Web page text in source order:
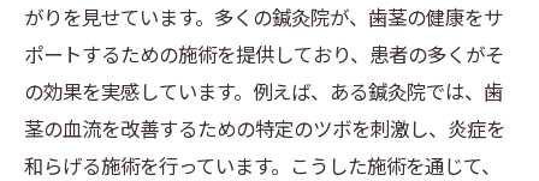
がりを見せています。多くの鍼灸院が、歯茎の健康をサ
ポートするための施術を提供しており、患者の多くがそ
の効果を実感しています。例えば、ある鍼灸院では、歯
茎の血流を改善するための特定のツボを刺激し、炎症を
和らげる施術を行っています。こうした施術を通じて、